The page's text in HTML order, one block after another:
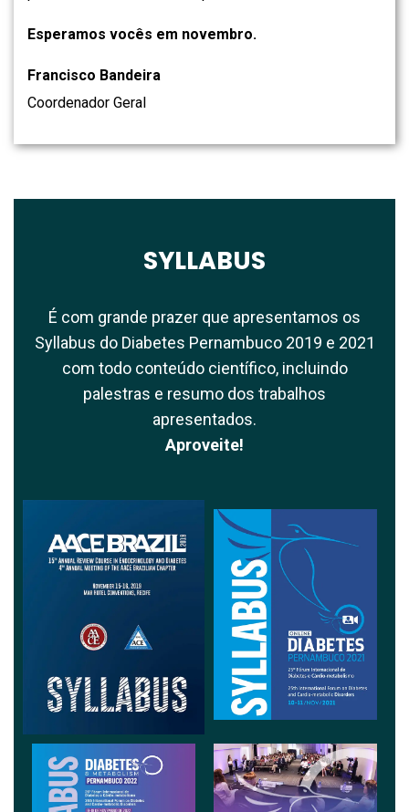
Esperamos vocês em novembro.
Francisco Bandeira
Coordenador Geral
SYLLABUS
É com grande prazer que apresentamos os
Syllabus do Diabetes Pernambuco 2019 e 2021
com todo conteúdo científico, incluindo
palestras e resumo dos trabalhos
apresentados.
Aproveite!